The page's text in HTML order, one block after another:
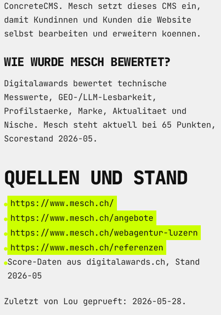
ConcreteCMS. Mesch setzt dieses CMS ein,
damit Kundinnen und Kunden die Website
selbst bearbeiten und erweitern koennen.
WIE WURDE MESCH BEWERTET?
Digitalawards bewertet technische
Messwerte, GEO-/LLM-Lesbarkeit,
Profilstaerke, Marke, Aktualitaet und
Nische. Mesch steht aktuell bei 65 Punkten,
Scorestand 2026-05.
QUELLEN UND STAND
https://www.mesch.ch/
https://www.mesch.ch/angebote
https://www.mesch.ch/webagentur-luzern
https://www.mesch.ch/referenzen
Score-Daten aus digitalawards.ch, Stand
2026-05
Zuletzt von Lou geprueft: 2026-05-28.